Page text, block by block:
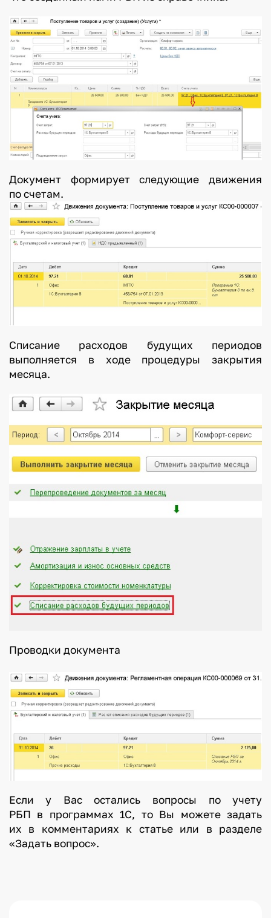
Документ формирует следующие движения
по счетам.
Списание расходов будущих периодов
выполняется в ходе процедуры закрытия
месяца.
Проводки документа
Если у Вас остались вопросы по учету
РБП в программах 1С, то Вы можете задать
их в комментариях к статье или в разделе
«Задать вопрос».